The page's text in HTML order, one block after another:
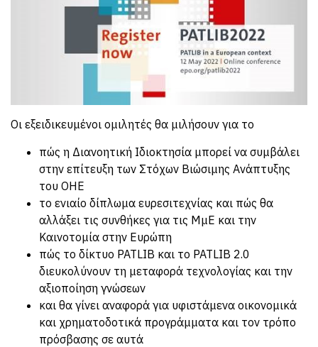
Οι εξειδικευμένοι ομιλητές θα μιλήσουν για το
πώς η Διανοητική Ιδιοκτησία μπορεί να συμβάλει
στην επίτευξη των Στόχων Βιώσιμης Ανάπτυξης
του ΟΗΕ
το ενιαίο δίπλωμα ευρεσιτεχνίας και πώς θα
αλλάξει τις συνθήκες για τις ΜμΕ και την
Καινοτομία στην Ευρώπη
πώς το δίκτυο PATLIB και το PATLIB 2.0
διευκολύνουν τη μεταφορά τεχνολογίας και την
αξιοποίηση γνώσεων
και θα γίνει αναφορά για υφιστάμενα οικονομικά
και χρηματοδοτικά προγράμματα και τον τρόπο
πρόσβασης σε αυτά